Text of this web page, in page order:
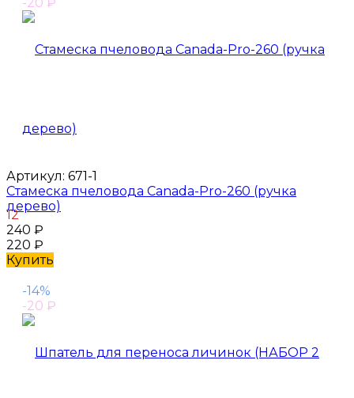
-20 ₽
Артикул: 671-1
Стамеска пчеловода Canada-Pro-260 (ручка
дерево)
12
240 ₽
220 ₽
Купить
-14%
-20 ₽